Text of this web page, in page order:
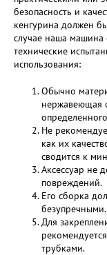
безопасность и
кенгурина должен
случае наша машина
технические
использования:
Обычно
нержавеющая
Не
как их
сводится к
Аксессуар не
повреждений.
Его сборка
безупречными.
Для
трубками.